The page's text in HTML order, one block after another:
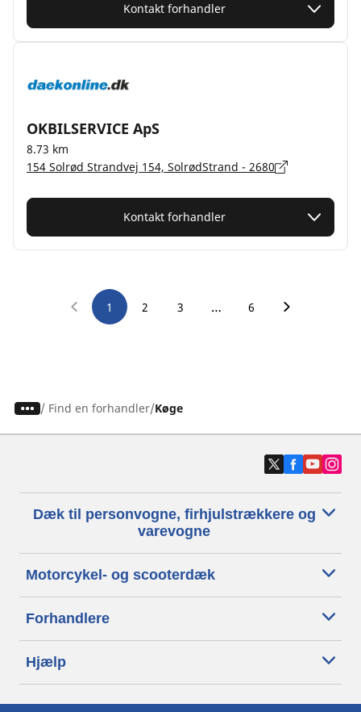
Kontakt forhandler
OKBILSERVICE ApS
8.73 km
154 Solrød Strandvej 154, SolrødStrand - 2680
Kontakt forhandler
1 2 3 … 6
/ Find en forhandler Køge
Dæk til personvogne, firhjulstrækkere og
varevogne
Motorcykel- og scooterdæk
Forhandlere
Hjælp